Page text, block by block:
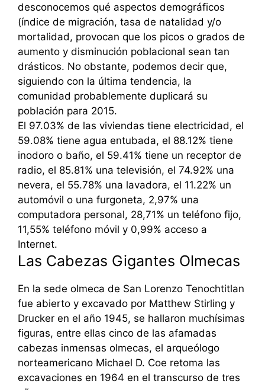
desconocemos qué aspectos demográficos
(índice de migración, tasa de natalidad y/o
mortalidad, provocan que los picos o grados de
aumento y disminución poblacional sean tan
drásticos. No obstante, podemos decir que,
siguiendo con la última tendencia, la
comunidad probablemente duplicará su
población para 2015.
El 97.03% de las viviendas tiene electricidad, el
59.08% tiene agua entubada, el 88.12% tiene
inodoro o baño, el 59.41% tiene un receptor de
radio, el 85.81% una televisión, el 74.92% una
nevera, el 55.78% una lavadora, el 11.22% un
automóvil o una furgoneta, 2,97% una
computadora personal, 28,71% un teléfono fijo,
11,55% teléfono móvil y 0,99% acceso a
Internet.
Las Cabezas Gigantes Olmecas
En la sede olmeca de San Lorenzo Tenochtitlan
fue abierto y excavado por Matthew Stirling y
Drucker en el año 1945, se hallaron muchísimas
figuras, entre ellas cinco de las afamadas
cabezas inmensas olmecas, el arqueólogo
norteamericano Michael D. Coe retoma las
excavaciones en 1964 en el transcurso de tres